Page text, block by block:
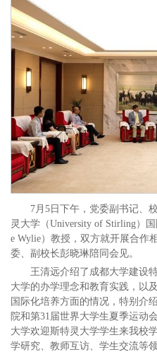
7月5日下午，党委副书记、
灵大学（University of Stirling）
e Wylie）教授，双方就开展合作
委、副校长彭晓琳陪同会见。
王清远介绍了成都大学建设
大学的办学理念和教育实践，以
国际化培养方面的情况，特别介
院和第31届世界大学生夏季运动
大学欢迎斯特灵大学学生来我校
学研究、教师互访、学生交流等